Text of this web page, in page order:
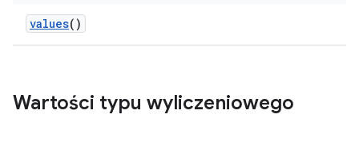
values()
Wartości typu wyliczeniowego